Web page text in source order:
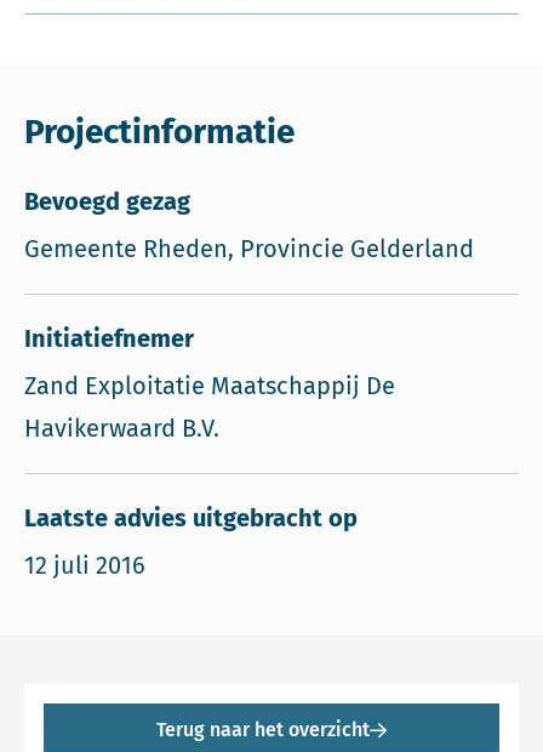
Projectinformatie
Bevoegd gezag
Gemeente Rheden, Provincie Gelderland
Initiatiefnemer
Zand Exploitatie Maatschappij De
Havikerwaard B.V.
Laatste advies uitgebracht op
12 juli 2016
Terug naar het overzicht